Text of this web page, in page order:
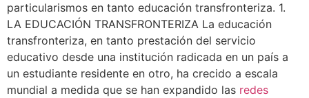
particularismos en tanto educación transfronteriza. 1.
LA EDUCACIÓN TRANSFRONTERIZA La educación
transfronteriza, en tanto prestación del servicio
educativo desde una institución radicada en un país a
un estudiante residente en otro, ha crecido a escala
mundial a medida que se han expandido las redes